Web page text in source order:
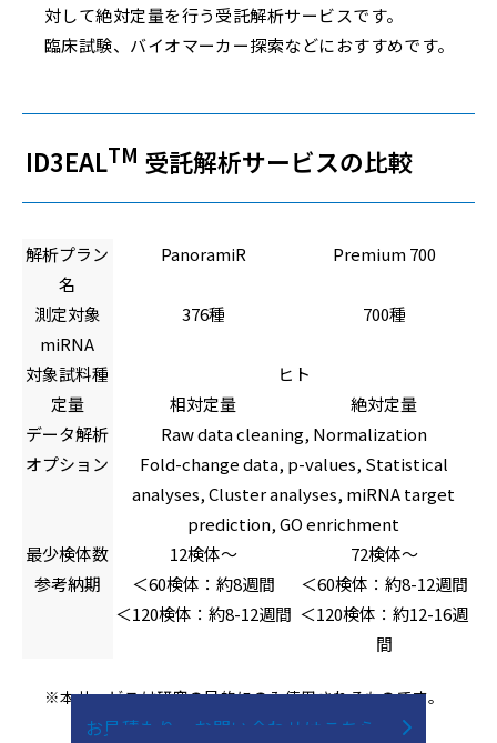
対して絶対定量を行う受託解析サービスです。
臨床試験、バイオマーカー探索などにおすすめです。
ID3EALTM 受託解析サービスの比較
解析プラン
名
PanoramiR Premium 700
測定対象
miRNA
376種 700種
対象試料種
ヒト
定量
相対定量
絶対定量
データ解析
Raw data cleaning, Normalization
オプション
Fold-change data, p-values, Statistical
analyses, Cluster analyses, miRNA target
prediction, GO enrichment
最少検体数
12検体～
72検体～
参考納期
＜60検体：約8週間
＜120検体：約8-12週間
＜60検体：約8-12週間
＜120検体：約12-16週
間
※本サービスは研究の目的にのみ使用されるものです。
お見積もり・お問い合わせはこちら